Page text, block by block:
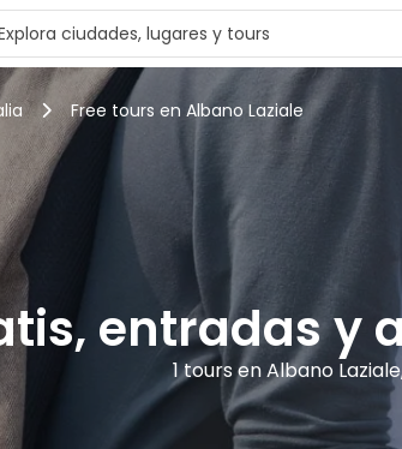
Free tours en Albano Laziale
entradas y
1 tours en Albano